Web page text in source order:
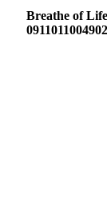
Breathe of